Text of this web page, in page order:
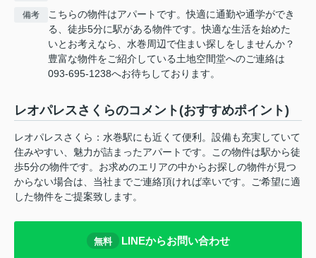
備考
こちらの物件はアパートです。快適に通勤や通学ができ
る、徒歩5分に駅がある物件です。快適な生活を始めた
いとお考えなら、水巻周辺で住まい探しをしませんか？
豊富な物件をご紹介している土地空間堂へのご連絡は
093-695-1238へお待ちしております。
レオパレスさくらのコメント(おすすめポイント)
レオパレスさくら：水巻駅にも近くて便利。設備も充実していて
住みやすい、魅力が詰まったアパートです。この物件は駅から徒
歩5分の物件です。お求めのエリアの中からお探しの物件が見つ
からない場合は、当社までご連絡頂ければ幸いです。ご希望に適
した物件をご提案致します。
無料 LINEからお問い合わせ